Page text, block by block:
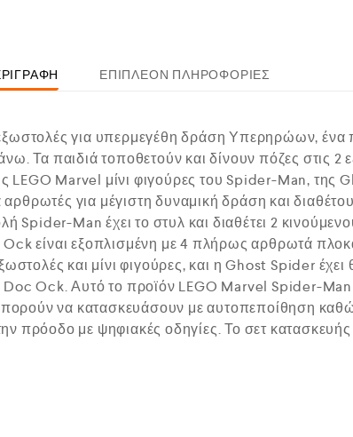
ΕΠΙΠΛΈΟΝ ΠΛΗΡΟΦΟΡΊΕΣ
για υπερμεγέθη δράση Υπερηρώων, ένα
άνω. Τα παιδιά τοποθετούν και δίνουν πόζες στις
LEGO Marvel μίνι φιγούρες του Spider-Man, της
για μέγιστη δυναμική δράση και
Spider-Man έχει το στυλ και διαθέτει 2
είναι εξοπλισμένη με 4 πλήρως αρθρωτά
και μίνι φιγούρες, και η Ghost Spider
Ock. Αυτό το προϊόν LEGO Marvel Spider-Man
να κατασκευάσουν με αυτοπεποίθηση
πρόοδο με ψηφιακές οδηγίες. Το σετ κατασκευής